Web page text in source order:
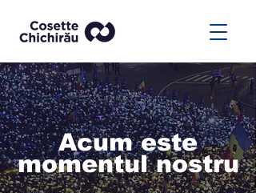
Acum este
momentul nostru